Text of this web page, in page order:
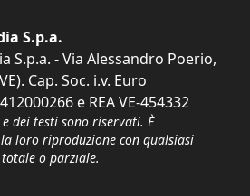
S.p.a.
S.p.a. - Via Alessandro Poerio,
Cap. Soc. i.v. Euro
e REA VE-454332
dei testi sono riservati. È
loro riproduzione con qualsiasi
o parziale.